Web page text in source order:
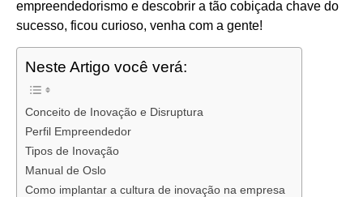
empreendedorismo e descobrir a tão cobiçada chave do
sucesso, ficou curioso, venha com a gente!
Neste Artigo você verá:
Conceito de Inovação e Disruptura
Perfil Empreendedor
Tipos de Inovação
Manual de Oslo
Como implantar a cultura de inovação na empresa